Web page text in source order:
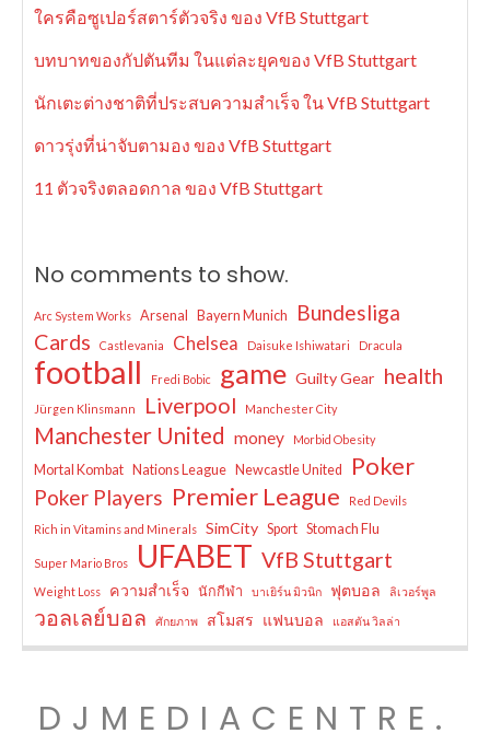
ใครคือซูเปอร์สตาร์ตัวจริง ของ VfB Stuttgart
บทบาทของกัปตันทีม ในแต่ละยุคของ VfB Stuttgart
นักเตะต่างชาติที่ประสบความสำเร็จ ใน VfB Stuttgart
ดาวรุ่งที่น่าจับตามอง ของ VfB Stuttgart
11 ตัวจริงตลอดกาล ของ VfB Stuttgart
No comments to show.
Arc System Works Arsenal Bayern Munich
Bundesliga
Cards
Castlevania Chelsea Daisuke Ishiwatari Dracula
football Fredi Bobic game Guilty Gear health
Jürgen Klinsmann Liverpool Manchester City
Manchester United money Morbid Obesity
Mortal Kombat Nations League Newcastle United Poker
Poker Players Premier League
Red Devils
Rich in Vitamins and Minerals
SimCity Sport Stomach Flu
Super Mario Bros UFABET VfB Stuttgart
Weight Loss ความสำเร็จ นักกีฬา บาเยิร์น มิวนิก ฟุตบอล ลิเวอร์พูล
วอลเลย์บอล ศักยภาพ สโมสร แฟนบอล แอสตัน วิลล่า
DJMEDIACENTRE.